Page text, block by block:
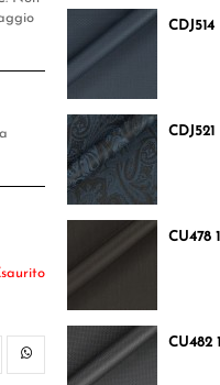
CONDIVIDIWHATSAPP
CDJ514
CDJ521
CU478 1
CU482 1